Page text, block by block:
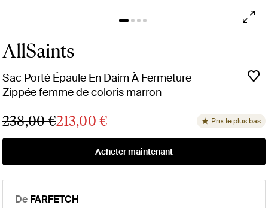
AllSaints
Sac Porté Épaule En Daim À Fermeture
Zippée femme de coloris marron
238,00 €213,00 € Prix le plus bas
Acheter maintenant
De FARFETCH